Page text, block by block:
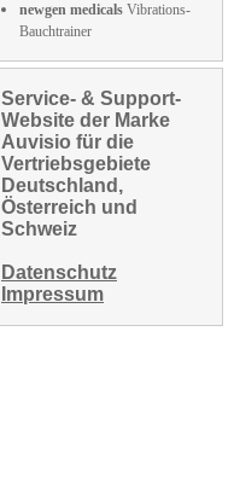
newgen medicals Vibrations-
Bauchtrainer
Service- & Support-
Website der Marke
Auvisio für die
Vertriebsgebiete
Deutschland,
Österreich und
Schweiz
Datenschutz
Impressum